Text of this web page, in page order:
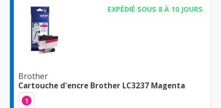
EXPÉDIÉ SOUS 8 À 10 JOURS
Brother
Cartouche d'encre Brother LC3237 Magenta
1